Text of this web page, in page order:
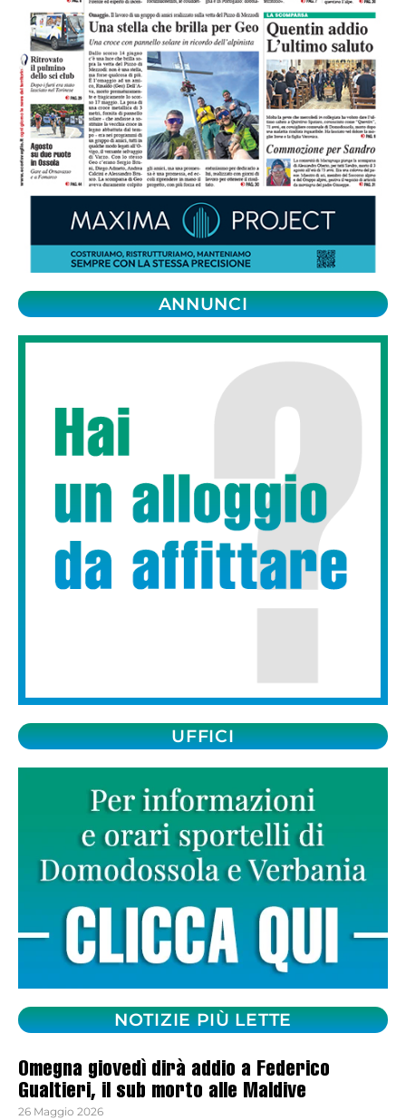
ANNUNCI
UFFICI
NOTIZIE PIÙ LETTE
Omegna giovedì dirà addio a Federico
Gualtieri, il sub morto alle Maldive
26 Maggio 2026